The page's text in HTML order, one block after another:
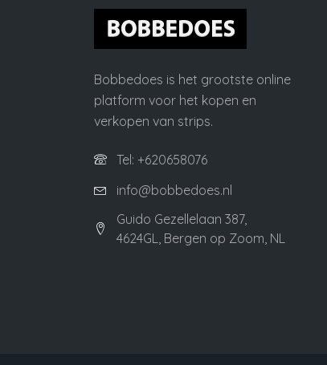
Bobbedoes is het grootste online
platform voor het kopen en
verkopen van strips.
Tel: +620658076
info@bobbedoes.nl
Guido Gezellelaan 387,
4624GL, Bergen op Zoom, NL